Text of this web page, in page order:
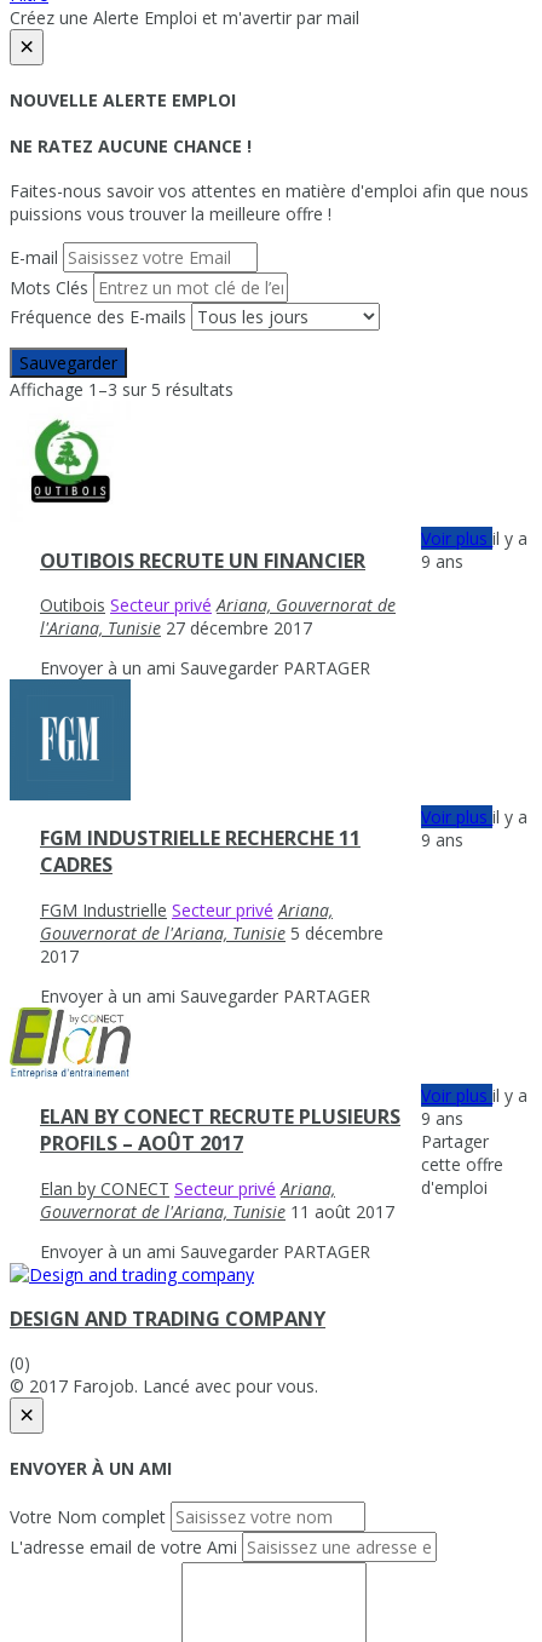
Créez une Alerte Emploi et m'avertir par mail
×
NOUVELLE ALERTE EMPLOI
NE RATEZ AUCUNE CHANCE !
Faites-nous savoir vos attentes en matière d'emploi afin que nous
puissions vous trouver la meilleure offre !
E-mail
Mots Clés
Fréquence des E-mails
Sauvegarder
Affichage 1–3 sur 5 résultats
OUTIBOIS RECRUTE UN FINANCIER
Outibois Secteur privé Ariana, Gouvernorat de
l'Ariana, Tunisie 27 décembre 2017
Envoyer à un ami Sauvegarder PARTAGER
Voir plusil y a
9 ans
FGM INDUSTRIELLE RECHERCHE 11
CADRES
FGM Industrielle Secteur privé Ariana,
Gouvernorat de l'Ariana, Tunisie 5 décembre
2017
Envoyer à un ami Sauvegarder PARTAGER
Voir plusil y a
9 ans
ELAN BY CONECT RECRUTE PLUSIEURS
PROFILS – AOÛT 2017
Elan by CONECT Secteur privé Ariana,
Gouvernorat de l'Ariana, Tunisie 11 août 2017
Envoyer à un ami Sauvegarder PARTAGER
Voir plusil y a
9 ans
Partager
cette offre
d'emploi
DESIGN AND TRADING COMPANY
(0)
© 2017 Farojob. Lancé avec pour vous.
×
ENVOYER À UN AMI
Votre Nom complet
L'adresse email de votre Ami